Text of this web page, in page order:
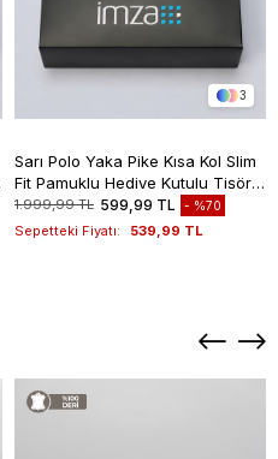
3
Sarı Polo Yaka Pike Kısa Kol Slim
Fit Pamuklu Hediye Kutulu Tişört
1011260169
1.999,99 TL 599,99 TL %70
Sepetteki Fiyatı: 539,99 TL